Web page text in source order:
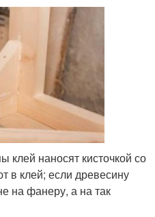
клей наносят кисточкой со
в клей; если древесину
на фанеру, а на так